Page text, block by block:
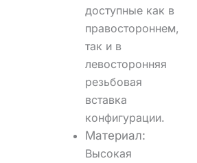
доступные как в
правостороннем,
так и в
левосторонняя
резьбовая
вставка
конфигурации.
Материал:
Высокая